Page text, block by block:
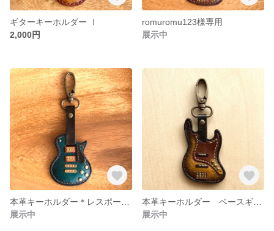
ギターキーホルダー Ⅰ
2,000円
romuromu123様専用
展示中
展示中
展示中